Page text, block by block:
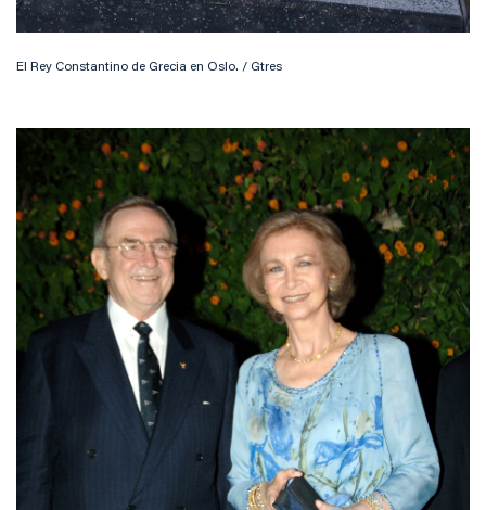
El Rey Constantino de Grecia en Oslo. / Gtres